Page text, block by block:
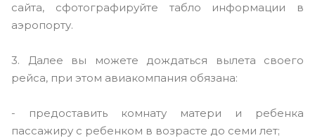
сайта, сфотографируйте табло информации в
аэропорту.
3. Далее вы можете дождаться вылета своего
рейса, при этом авиакомпания обязана:
- предоставить комнату матери и ребенка
пассажиру с ребенком в возрасте до семи лет;